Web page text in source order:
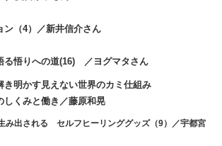
ン（4）／新井信介さん
る悟りへの道(16) ／ヨグマタさん
き明かす見えない世界のカミ仕組み
しくみと働き／藤原和晃
み出される セルフヒーリンググッズ（9）／宇都宮